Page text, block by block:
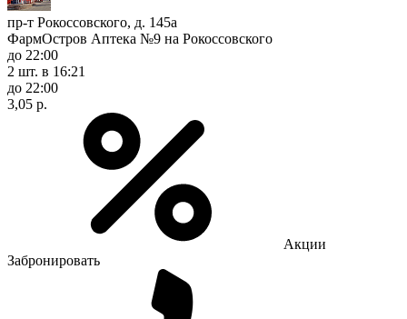
пр-т Рокоссовского, д. 145а
ФармОстров Аптека №9 на Рокоссовского
до 22:00
2 шт. в 16:21
до 22:00
3,05 р.
Акции
Забронировать